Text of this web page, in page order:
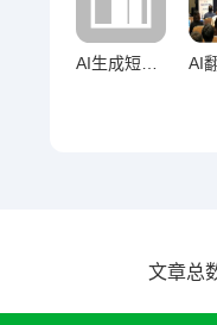
AI生成短视频脚本可行性及实用方法大揭秘
文章总